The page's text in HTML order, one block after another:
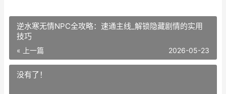
逆水寒无情NPC全攻略：速通主线_解锁隐藏剧情的实用
技巧
« 上一篇 2026-05-23
没有了！